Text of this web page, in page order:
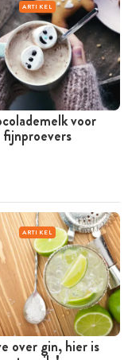
ARTIKEL
voor
fijnproevers
ARTIKEL
over gin, hier is